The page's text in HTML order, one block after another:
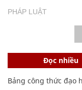
PHÁP LUẬT
Đọc nhiều
Bảng công thức đạo